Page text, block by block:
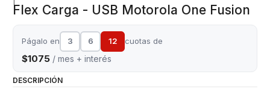
Flex Carga - USB Motorola One Fusion
Págalo en 3 6 12 cuotas de
$1075 / mes + interés
DESCRIPCIÓN